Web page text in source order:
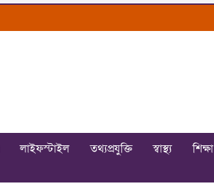
লাইফস্টাইল তথ্যপ্রযুক্তি স্বাস্থ্য শিক্ষা